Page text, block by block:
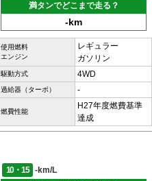
満タンでどこまで走る？
-km
使用燃料
エンジン
レギュラー
ガソリン
駆動方式 4WD
過給器（ターボ） -
燃費性能
H27年度燃費基準
達成
10・15
-km/L